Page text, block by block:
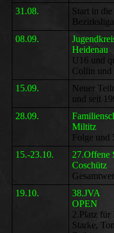
31.08.
Start in
08.09.
U16 und
Collin und
15.09.
Neuer
und seit
28.09.
Miltitz
Folge und
15.-23.10.
27.Offene
19.10.
38.JVA
OPEN
2.Platz für
Starke,